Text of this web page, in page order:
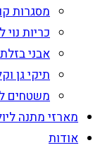
מסגרות
כריות
אבני בזלת
תיקי גן
משטחים
מארזי מתנה
אודות